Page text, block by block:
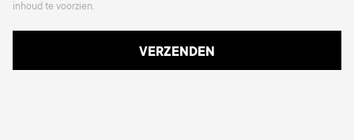
inhoud te voorzien.